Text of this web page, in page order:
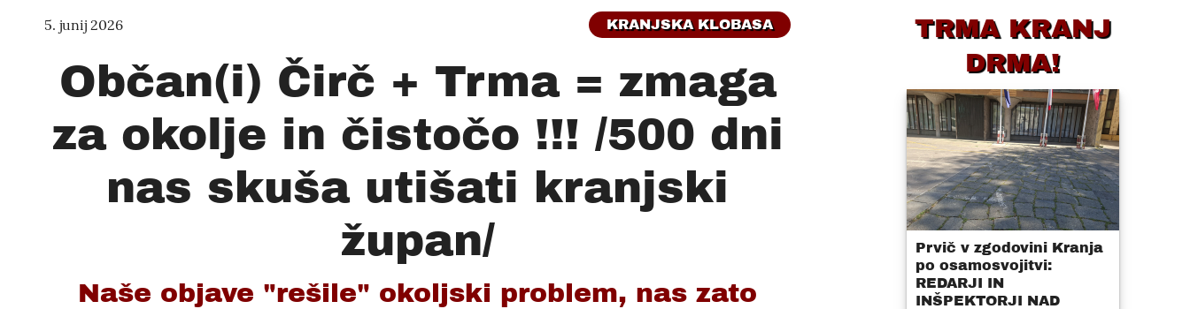
5. junij 2026 KRANJSKA KLOBASA
Občan(i) Čirč + Trma = zmaga
za okolje in čistočo !!! /500 dni
nas skuša utišati kranjski
župan/
Naše objave "rešile" okoljski problem, nas zato
TRMA KRANJ
DRMA!
Prvič v zgodovini Kranja
po osamosvojitvi:
REDARJI IN
INŠPEKTORJI NAD